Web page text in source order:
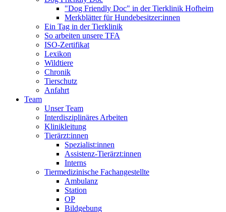
"Dog Friendly Doc" in der Tierklinik Hofheim
Merkblätter für Hundebesitzer:innen
Ein Tag in der Tierklinik
So arbeiten unsere TFA
ISO-Zertifikat
Lexikon
Wildtiere
Chronik
Tierschutz
Anfahrt
Team
Unser Team
Interdisziplinäres Arbeiten
Klinikleitung
Tierärzt:innen
Spezialist:innen
Assistenz-Tierärzt:innen
Interns
Tiermedizinische Fachangestellte
Ambulanz
Station
OP
Bildgebung